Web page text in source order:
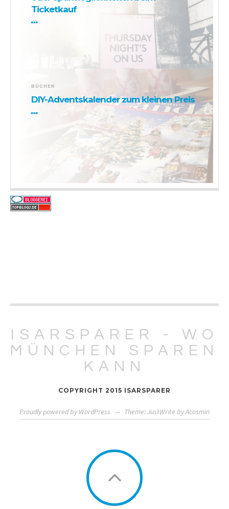
Ticketkauf
BÜCHER
DIY-Adventskalender zum kleinen Preis
ISARSPARER - WO
MÜNCHEN SPAREN
KANN
COPYRIGHT 2015 ISARSPARER
Proudly powered by WordPress — Theme: JustWrite byAcosmin